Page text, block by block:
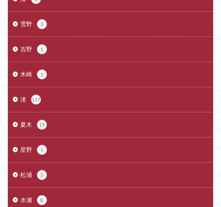
雪野 3
吉野 1
木崎 1
渚 117
夏木 15
星野 1
松浦 5
水瀬 8